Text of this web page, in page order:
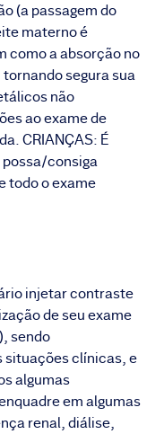
(a passagem do
materno é
como a absorção no
segura sua
não
ao exame de
CRIANÇAS: É
consiga
todo o exame
injetar contraste
de seu exame
sendo
situações clínicas, e
algumas
em algumas
renal, diálise,